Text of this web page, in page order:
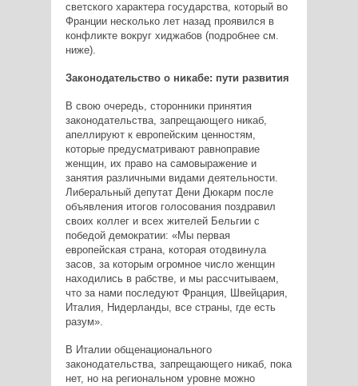
светского характера государства, который во
Франции несколько лет назад проявился в
конфликте вокруг хиджабов (подробнее см.
ниже).
Законодательство о никабе: пути развития
В свою очередь, сторонники принятия
законодательства, запрещающего никаб,
апеллируют к европейским ценностям,
которые предусматривают равноправие
женщин, их право на самовыражение и
занятия различными видами деятельности.
Либеральный депутат Дени Дюкарм после
объявления итогов голосования поздравил
своих коллег и всех жителей Бельгии с
победой демократии: «Мы первая
европейская страна, которая отодвинула
засов, за которым огромное число женщин
находились в рабстве, и мы рассчитываем,
что за нами последуют Франция, Швейцария,
Италия, Нидерланды, все страны, где есть
разум».
В Италии общенационального
законодательства, запрещающего никаб, пока
нет, но на региональном уровне можно